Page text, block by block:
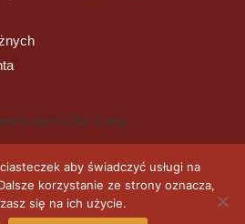
F
a
c
e
aby świadczyć usługi na
korzystanie ze strony oznacza,
się na ich użycie.